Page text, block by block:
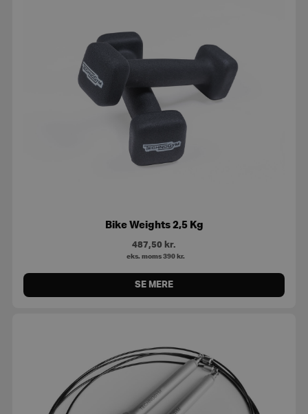
Bike Weights 2,5 Kg
487,50 kr.
eks. moms 390 kr.
SE MERE